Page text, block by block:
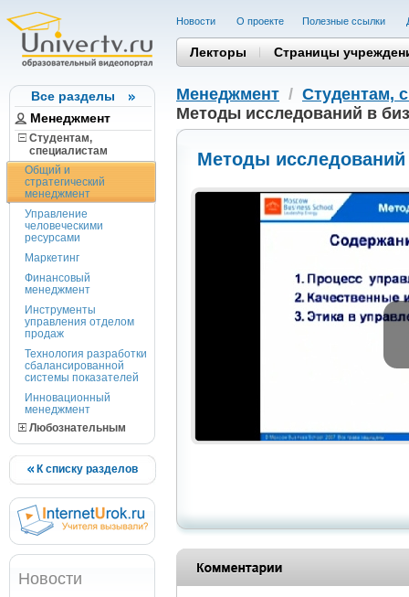
Все разделы
Менеджмент
Студентам,
cпециалистам
Общий и
стратегический
менеджмент
Управление
человеческими
ресурсами
Маркетинг
Финансовый
менеджмент
Инструменты
управления отделом
продаж
Технология разработки
сбалансированной
системы показателей
Инновационный
менеджмент
Любознательным
К списку разделов
Новости
Новости О проекте Полезные cсылки
Лекторы Страницы
Менеджмент / Студентам,
Методы исследований в
Методы исследований